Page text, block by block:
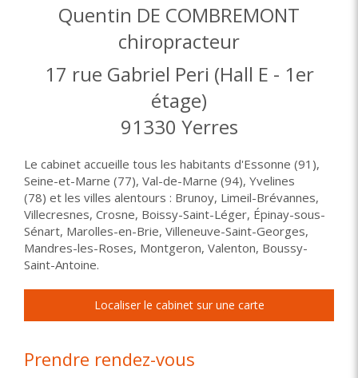
Quentin DE COMBREMONT
chiropracteur
17 rue Gabriel Peri (Hall E - 1er
étage)
91330 Yerres
Le cabinet accueille tous les habitants d'Essonne (91),
Seine-et-Marne (77), Val-de-Marne (94), Yvelines
(78) et les villes alentours : Brunoy, Limeil-Brévannes,
Villecresnes, Crosne, Boissy-Saint-Léger, Épinay-sous-
Sénart, Marolles-en-Brie, Villeneuve-Saint-Georges,
Mandres-les-Roses, Montgeron, Valenton, Boussy-
Saint-Antoine.
Localiser le cabinet sur une carte
Prendre rendez-vous